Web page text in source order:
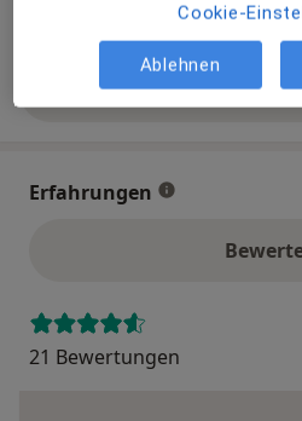
Telefonnummer
Mehr Details
Erfahrungen
21 Bewertungen
Cookie-
Ablehnen